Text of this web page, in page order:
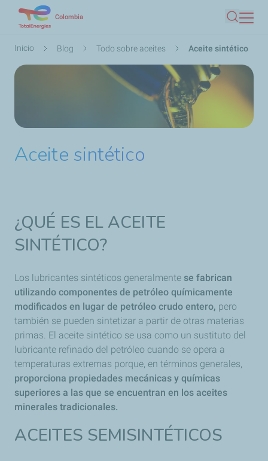
contenido
Colombia
Buscar
Ruta
de
navegación
Inicio Blog Todo sobre aceites Aceite sintético
Aceite sintético
¿QUÉ ES EL ACEITE
SINTÉTICO?
Los lubricantes sintéticos generalmente se fabrican
utilizando componentes de petróleo químicamente
modificados en lugar de petróleo crudo entero, pero
también se pueden sintetizar a partir de otras materias
primas. El aceite sintético se usa como un sustituto del
lubricante refinado del petróleo cuando se opera a
temperaturas extremas porque, en términos generales,
proporciona propiedades mecánicas y químicas
superiores a las que se encuentran en los aceites
minerales tradicionales.
ACEITES SEMISINTÉTICOS